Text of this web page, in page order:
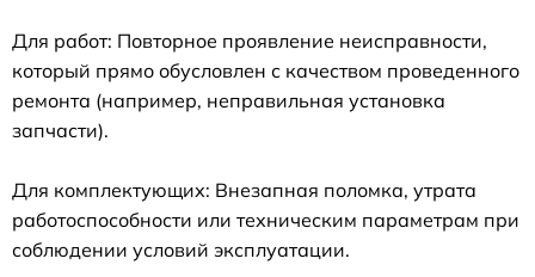
Для работ: Повторное проявление неисправности,
который прямо обусловлен с качеством проведенного
ремонта (например, неправильная установка
запчасти).
Для комплектующих: Внезапная поломка, утрата
работоспособности или техническим параметрам при
соблюдении условий эксплуатации.